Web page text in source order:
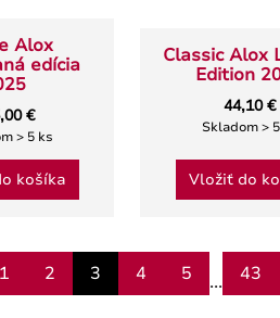
Alox
edícia
€
> 5 ks
košíka
Classic Alox
Edition
44,10 €
Skladom >
Vložiť do
1 2 3 4 5 ... 43